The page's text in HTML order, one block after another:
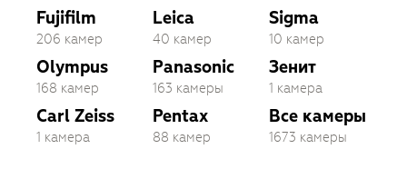
Fujifilm
206 камер
Olympus
168 камер
Carl Zeiss
1 камера
Leica
40 камер
Panasonic
163 камеры
Pentax
88 камер
Sigma
10 камер
Зенит
1 камера
Все камеры
1673 камеры